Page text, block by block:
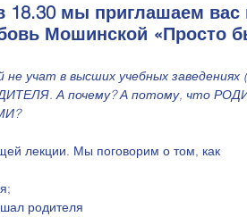
18.30 мы приглашаем
Мошинской «Просто
учат в высших учебных заведениях
А почему? А потому, что
лекции. Мы поговорим о том, как
родителя